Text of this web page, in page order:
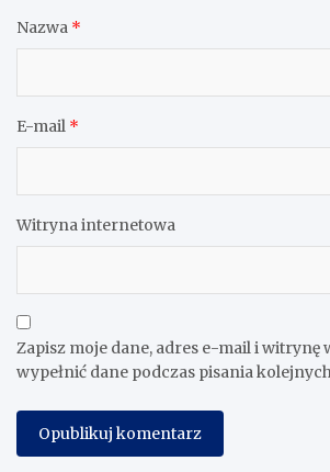
Nazwa *
E-mail *
Witryna internetowa
Zapisz moje dane, adres e-mail i witrynę
wypełnić dane podczas pisania